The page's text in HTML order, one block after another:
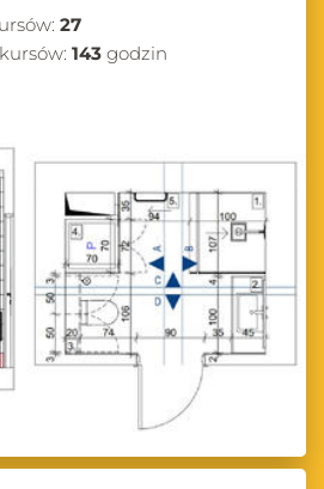
27
143 godzin